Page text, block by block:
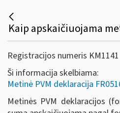
Registracijos numeris KM1141
Ši informacija skelbiama:
Metinė PVM deklaracija
Metinės PVM deklaracijos